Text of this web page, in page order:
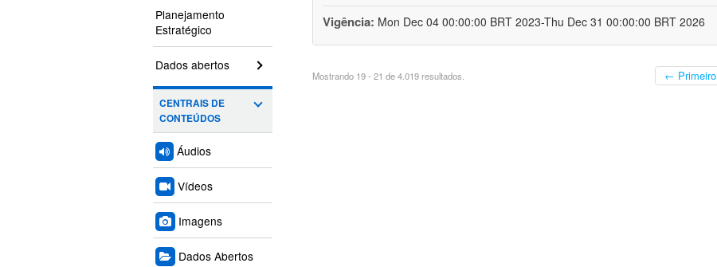
Planejamento
Estratégico
Dados abertos
CENTRAIS DE
CONTEÚDOS
Áudios
Vídeos
Imagens
Dados Abertos
Vigência: Mon Dec 04 00:00:00 BRT 2023-Thu Dec 31 00:00:00 BRT 2026
Mostrando 19 - 21 de 4.019 resultados. ← Primeiro